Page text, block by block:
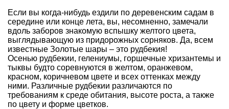
Если вы когда-нибудь ездили по деревенским садам в
середине или конце лета, вы, несомненно, замечали
вдоль заборов знакомую вспышку желтого цвета,
выглядывающую из придорожных сорняков. Да, всем
известные Золотые шары – это рудбекия!
Осенью рудбекии, гелениумы, горшечные хризантемы и
тыквы будто соревнуются в желтом, оранжевом,
красном, коричневом цвете и всех оттенках между
ними. Различные рудбекии различаются по
требованиям к среде обитания, высоте роста, а также
по цвету и форме цветков.